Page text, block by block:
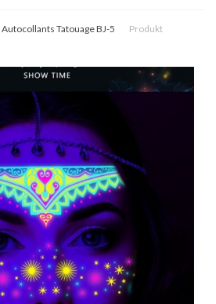
Autocollants Tatouage BJ-5
Produkt